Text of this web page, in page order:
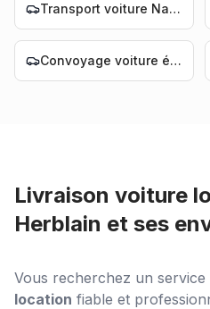
Transport voiture Nantes
Convoyage voiture électrique Nantes
Livraison voiture
Herblain et ses
Vous recherchez un service
location fiable et